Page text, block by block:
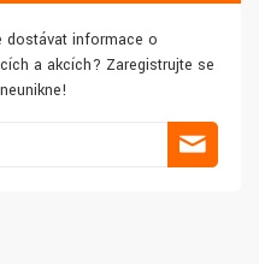
dostávat informace o
a akcích? Zaregistrujte se